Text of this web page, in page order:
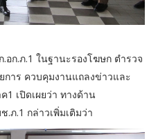
ก.ภ.1 ในฐานะรองโฆษก ตำรวจ
าร ควบคุมงานแถลงข่าวและ
เปิดเผยว่า ทางด้าน
ภ.1 กล่าวเพิ่มเติมว่า